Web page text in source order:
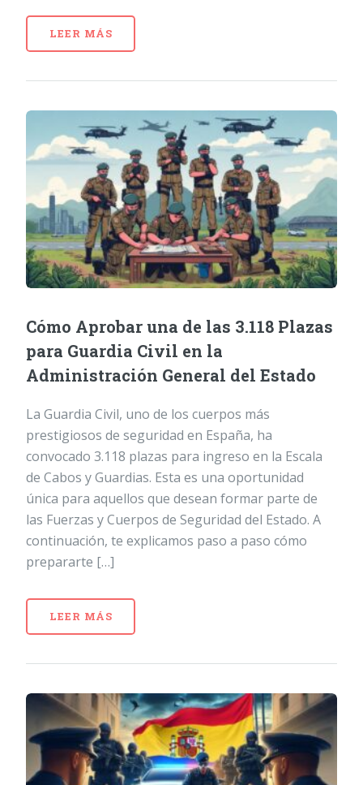
LEER MÁS
Cómo Aprobar una de las 3.118 Plazas
para Guardia Civil en la
Administración General del Estado
La Guardia Civil, uno de los cuerpos más
prestigiosos de seguridad en España, ha
convocado 3.118 plazas para ingreso en la Escala
de Cabos y Guardias. Esta es una oportunidad
única para aquellos que desean formar parte de
las Fuerzas y Cuerpos de Seguridad del Estado. A
continuación, te explicamos paso a paso cómo
prepararte […]
LEER MÁS